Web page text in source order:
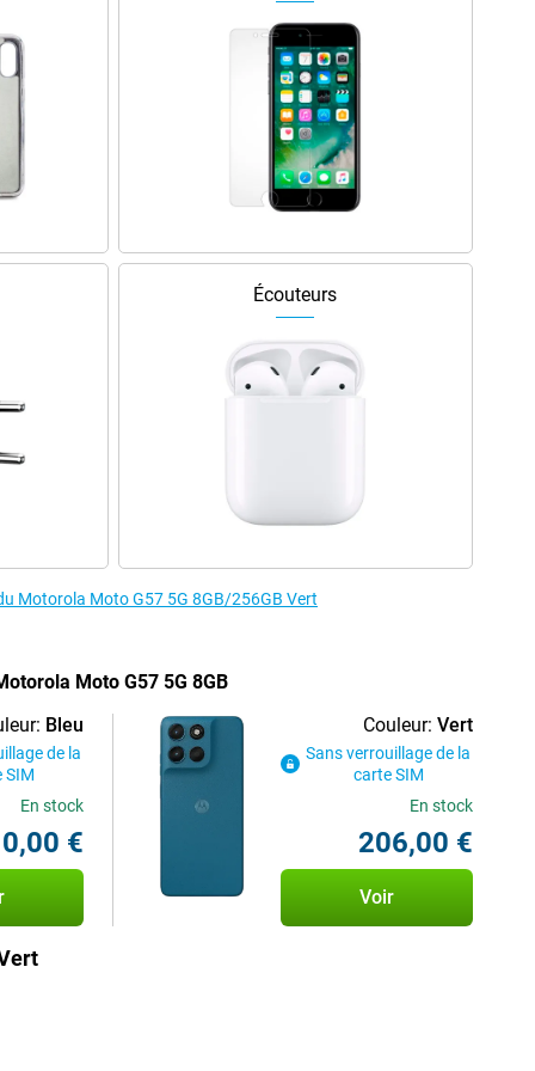
Écouteurs
Motorola Moto G57 5G 8GB/256GB Vert
Moto G57 5G 8GB
Bleu
de la
SIM
En stock
€
Couleur: Vert
Sans verrouillage de la
carte SIM
En stock
206,00 €
Voir